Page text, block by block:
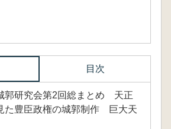
目次
研究会第2回総まとめ 天正
た豊臣政権の城郭制作 巨大天